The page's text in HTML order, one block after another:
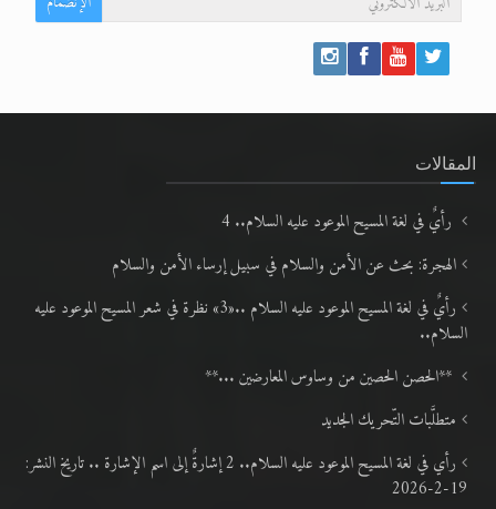
المقالات
رأيٌ في لغة المسيح الموعود عليه السلام.. 4
الهجرة: بحث عن الأمن والسلام في سبيل إرساء الأمن والسلام
رأيٌ في لغة المسيح الموعود عليه السلام ..«3» نظرة في شعر المسيح الموعود عليه
السلام..
**الحصن الحصين من وساوس المعارضين ...**
متطلَّبات التّحريك الجديد
رأي في لغة المسيح الموعود عليه السلام.. 2 إشارةٌ إلى اسم الإشارة .. تاريخ النشر:
19-2-2026